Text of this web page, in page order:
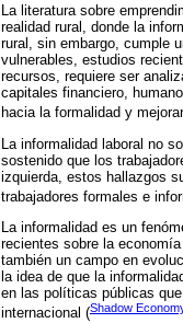
La literatura sobre
realidad rural, donde la
rural, sin embargo, cumple
vulnerables, estudios
recursos, requiere ser
capitales financiero,
hacia la formalidad y
La informalidad laboral no
sostenido que los
izquierda, estos hallazgos
trabajadores formales e
La informalidad es un
recientes sobre la
también un campo en
la idea de que la
en las políticas públicas
internacional (Shadow